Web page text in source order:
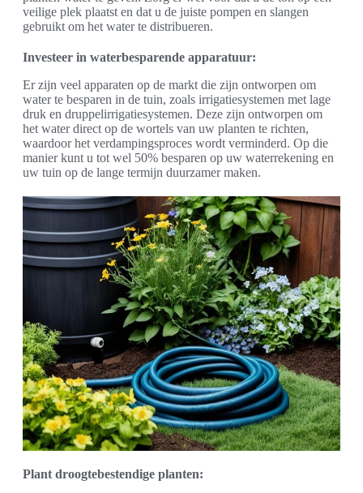
veilige plek plaatst en dat u de juiste pompen en slangen
gebruikt om het water te distribueren.
Investeer in waterbesparende apparatuur:
Er zijn veel apparaten op de markt die zijn ontworpen om
water te besparen in de tuin, zoals irrigatiesystemen met lage
druk en druppelirrigatiesystemen. Deze zijn ontworpen om
het water direct op de wortels van uw planten te richten,
waardoor het verdampingsproces wordt verminderd. Op die
manier kunt u tot wel 50% besparen op uw waterrekening en
uw tuin op de lange termijn duurzamer maken.
Plant droogtebestendige planten: